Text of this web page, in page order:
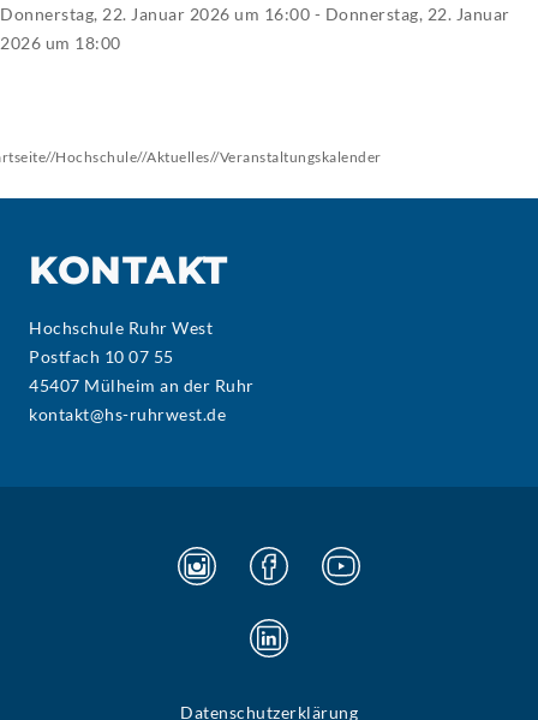
Donnerstag, 22. Januar 2026 um 16:00 - Donnerstag, 22. Januar
2026 um 18:00
//Hochschule//Aktuelles//Veranstaltungskalender
KONTAKT
Hochschule Ruhr West
Postfach 10 07 55
45407 Mülheim an der Ruhr
kontakt@hs-ruhrwest.de
Datenschutzerklärung